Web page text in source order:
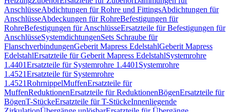
AnschlüsseAbdichtungen für Rohre und FittingsAbdichtungen für
AnschlüsseAbdeckungen für RohreBefestigungen für
RohreBefestigungen für AnschlüsseErsatzteile für Befestigungen für
AnschlüsseSystemdichtungenSets Schraube für
FlanschverbindungenGeberit Mapress EdelstahlGeberit Mapress
EdelstahlErsatzteile für Geberit Mapress EdelstahlSystemrohre
1.4401Ersatzteile für Systemrohre 1.4401 Systemrohre
1.4521Ersatzteile für Systemrohre
1.4521RohrnippelMuffenErsatzteile für
MuffenReduktionenErsatzteile für ReduktionenBögenErsatzteile für
BögenT-StückeErsatzteile für T-StückeInnenliegende